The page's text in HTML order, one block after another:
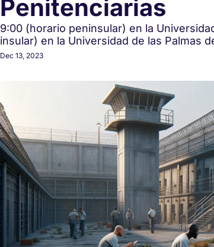
Penitenciarias
9:00 (horario peninsular) en la
insular) en la Universidad de las Palmas
Dec 13, 2023